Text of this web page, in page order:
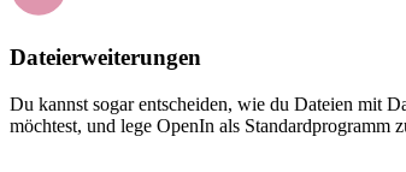
Dateierweiterungen
Du kannst sogar entscheiden, wie du Dateien mit
möchtest, und lege OpenIn als